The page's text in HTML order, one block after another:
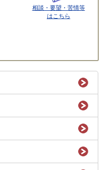
相談・要望・苦情等
はこちら